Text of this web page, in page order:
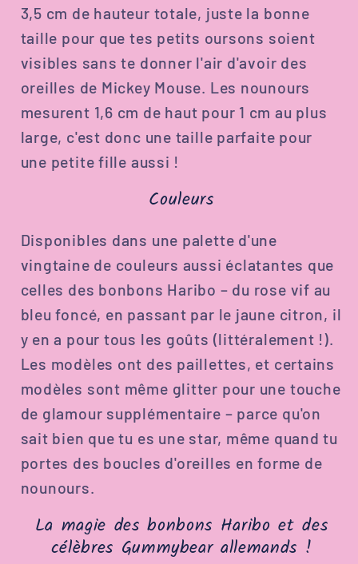
3,5 cm de hauteur totale, juste la bonne
taille pour que tes petits oursons soient
visibles sans te donner l'air d'avoir des
oreilles de Mickey Mouse. Les nounours
mesurent 1,6 cm de haut pour 1 cm au plus
large, c'est donc une taille parfaite pour
une petite fille aussi !
Couleurs
Disponibles dans une palette d'une
vingtaine de couleurs aussi éclatantes que
celles des bonbons Haribo – du rose vif au
bleu foncé, en passant par le jaune citron, il
y en a pour tous les goûts (littéralement !).
Les modèles ont des paillettes, et certains
modèles sont même glitter pour une touche
de glamour supplémentaire – parce qu'on
sait bien que tu es une star, même quand tu
portes des boucles d'oreilles en forme de
nounours.
La magie des bonbons Haribo et des
célèbres Gummybear allemands !